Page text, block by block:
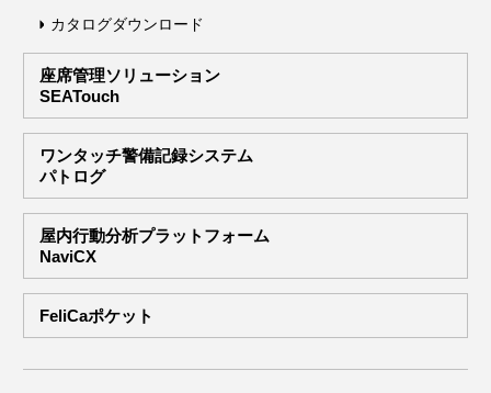
カタログダウンロード
座席管理ソリューション
SEATouch
ワンタッチ警備記録システム
パトログ
屋内行動分析プラットフォーム
NaviCX
FeliCaポケット